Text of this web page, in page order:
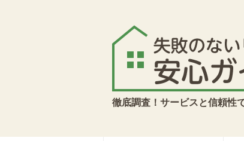
徹底調査！サービスと信頼性